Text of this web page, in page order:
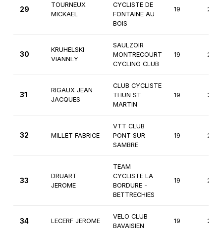
29
TOURNEUX
MICKAEL
CYCLISTE DE
FONTAINE AU
BOIS
19
30
KRUHELSKI
VIANNEY
SAULZOIR
MONTRECOURT
CYCLING CLUB
19
31
RIGAUX JEAN
JACQUES
CLUB CYCLISTE
THUN ST
MARTIN
19
32 MILLET FABRICE
VTT CLUB
PONT SUR
SAMBRE
19
33
DRUART
JEROME
TEAM
CYCLISTE LA
BORDURE -
BETTRECHIES
19
34 LECERF JEROME
VELO CLUB
BAVAISIEN
19